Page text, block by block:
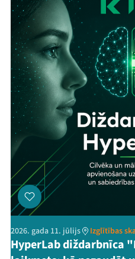
2026. gada 11. jūlijs Izglītības
HyperLab diždarbnīca